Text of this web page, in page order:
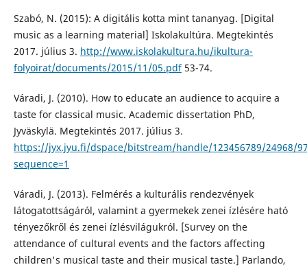
Szabó, N. (2015): A digitális kotta mint tananyag. [Digital
music as a learning material] Iskolakultúra. Megtekintés
2017. július 3. http://www.iskolakultura.hu/ikultura-
folyoirat/documents/2015/11/05.pdf53-74.
Váradi, J. (2010). How to educate an audience to acquire a
taste for classical music. Academic dissertation PhD,
Jyväskylä. Megtekintés 2017. július 3.
https://jyx.jyu.fi/dspace/bitstream/handle/123456789/24968/
sequence=1
Váradi, J. (2013). Felmérés a kulturális rendezvények
látogatottságáról, valamint a gyermekek zenei ízlésére ható
tényezőkről és zenei ízlésvilágukról. [Survey on the
attendance of cultural events and the factors affecting
children's musical taste and their musical taste.] Parlando,